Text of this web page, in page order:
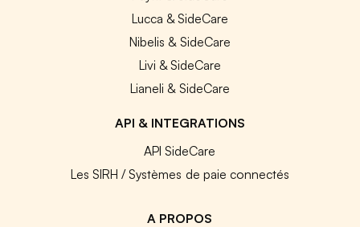
Lucca & SideCare
Nibelis & SideCare
Livi & SideCare
Lianeli & SideCare
API & INTEGRATIONS
API SideCare
Les SIRH / Systèmes de paie connectés
A PROPOS